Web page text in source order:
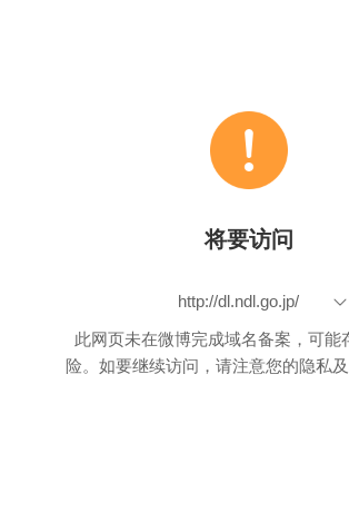
将要访问
http://dl.ndl.go.jp/
此网页未在微博完成域名备案，可能
险。如要继续访问，请注意您的隐私及